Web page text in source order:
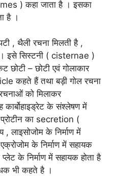
) कहा जाता है । इसका
है ।
, थैली रचना मिलती है ,
। इसे सिस्टनी ( cisternae )
– छोटी एवं गोलाकार
कहते हैं तथा बड़ी गोल रचना
को मिलाकर
के संश्लेषण में
प्रोटीन का secretion (
, लाइसोजोम के निर्माण में
के निर्माण में सहायक
के निर्माण में सहायक होता है
भी कहते है ।